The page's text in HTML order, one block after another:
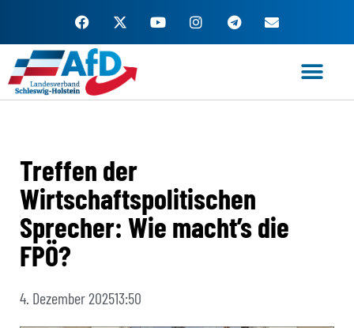
Zum
Inhalt
springen
Treffen der
Wirtschaftspolitischen
Sprecher: Wie macht’s die
FPÖ?
4. Dezember 202513:50